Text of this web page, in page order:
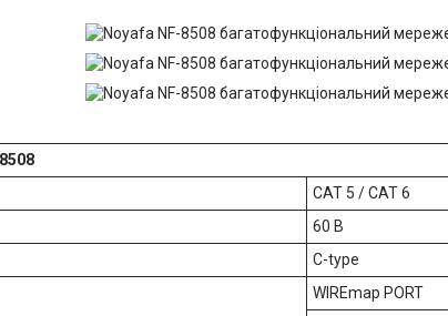
CAT 5 / CAT 6
60 В
С-type
WIREmap PORT